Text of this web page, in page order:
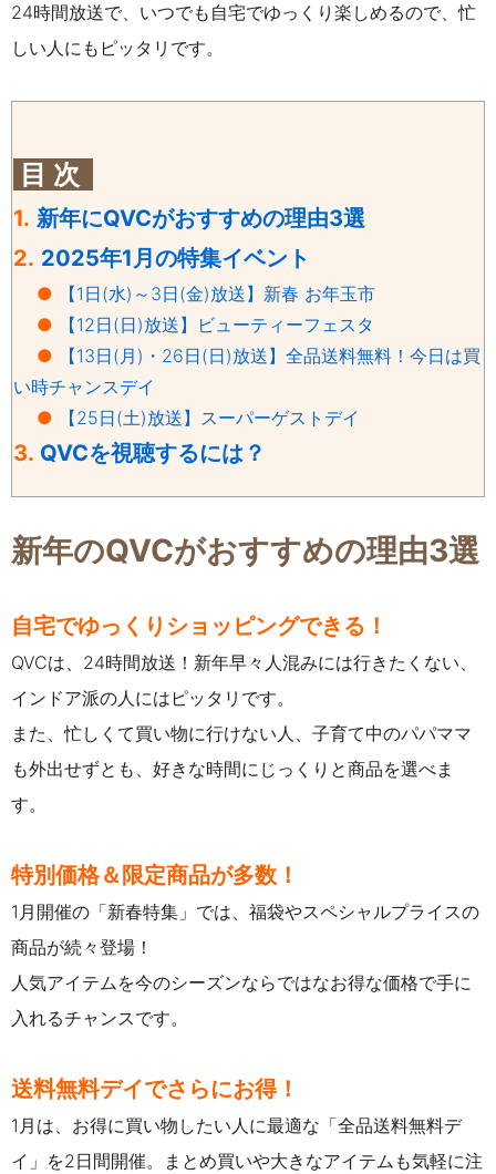
24時間放送で、いつでも自宅でゆっくり楽しめるので、忙
しい人にもピッタリです。
目 次
1. 新年にQVCがおすすめの理由3選
2. 2025年1月の特集イベント
●
【1日(水)～3日(金)放送】新春 お年玉市
●
【12日(日)放送】ビューティーフェスタ
●
【13日(月)・26日(日)放送】全品送料無料！今日は買
い時チャンスデイ
●
【25日(土)放送】スーパーゲストデイ
3. QVCを視聴するには？
新年のQVCがおすすめの理由3選
自宅でゆっくりショッピングできる！
QVCは、24時間放送！新年早々人混みには行きたくない、
インドア派の人にはピッタリです。
また、忙しくて買い物に行けない人、子育て中のパパママ
も外出せずとも、好きな時間にじっくりと商品を選べま
す。
特別価格＆限定商品が多数！
1月開催の「新春特集」では、福袋やスペシャルプライスの
商品が続々登場！
人気アイテムを今のシーズンならではなお得な価格で手に
入れるチャンスです。
送料無料デイでさらにお得！
1月は、お得に買い物したい人に最適な「全品送料無料デ
イ」を2日間開催。まとめ買いや大きなアイテムも気軽に注